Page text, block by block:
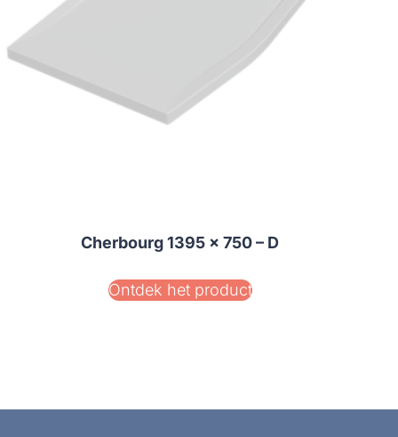
Cherbourg 1395 x 750 – D
Ontdek het product